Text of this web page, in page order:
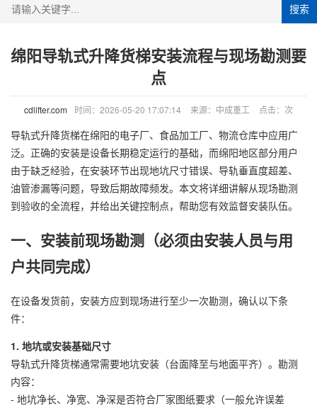
搜索
绵阳导轨式升降货梯安装流程与现场勘测要
点
cdlifter.com 时间：2026-05-20 17:07:14 来源：中成重工 点击： 次
导轨式升降货梯在绵阳的电子厂、食品加工厂、物流仓库中应用广
泛。正确的安装是设备长期稳定运行的基础，而绵阳地区部分用户
由于缺乏经验，在安装环节出现地坑尺寸错误、导轨垂直度超差、
油管渗漏等问题，导致后期故障频发。本文将详细讲解从现场勘测
到验收的全流程，并给出关键控制点，帮助您有效监督安装队伍。
一、安装前现场勘测（必须由安装人员与用
户共同完成）
在设备发货前，安装方应到现场进行至少一次勘测，确认以下条
件：
1. 地坑或安装基础尺寸
导轨式升降货梯通常需要地坑安装（台面降至与地面平齐）。勘测
内容：
- 地坑净长、净宽、净深是否符合厂家图纸要求（一般允许误差